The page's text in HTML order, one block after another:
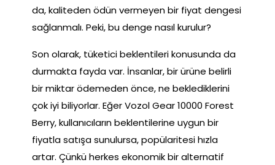
da, kaliteden ödün vermeyen bir fiyat dengesi
sağlanmalı. Peki, bu denge nasıl kurulur?
Son olarak, tüketici beklentileri konusunda da
durmakta fayda var. İnsanlar, bir ürüne belirli
bir miktar ödemeden önce, ne beklediklerini
çok iyi biliyorlar. Eğer Vozol Gear 10000 Forest
Berry, kullanıcıların beklentilerine uygun bir
fiyatla satışa sunulursa, popülaritesi hızla
artar. Çünkü herkes ekonomik bir alternatif